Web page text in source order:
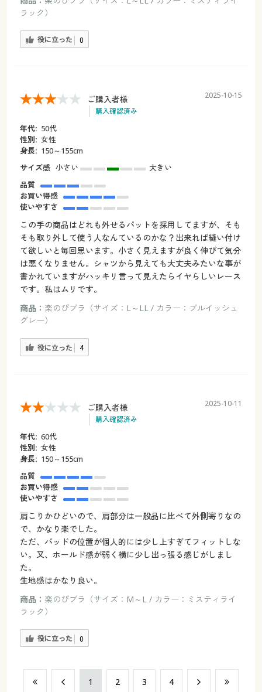
ラック）
役に立った 0
ご購入者様
購入確認済み
2025-10-15
年代: 50代
性別: 女性
身長: 150～155cm
サイズ感 小さい
大きい
品質
お買い得感
使いやすさ
この手の商品はどれも外せるパットを採用してますが、そも
そも取り外して使う人なんているのかな？出来れば縫い付け
て欲しいと毎回思います。小さく見えますが良く伸びて気分
は悪くなりません。シャツから見えても大丈夫みたいな事が
書かれていますがハッキリ言って見えたらイヤらしいレース
です。私はムリです。
商品： 楽のびブラ（サイズ：L～LL / カラー：ブルイッシュ
グレー）
役に立った 4
ご購入者様
購入確認済み
2025-10-11
年代: 60代
性別: 女性
身長: 150～155cm
品質
お買い得感
使いやすさ
肩こりかひどいので、肩部分は一般品に比べて外側寄りなの
で、かなり楽でした。
ただ、パッドの位置が個人的には少し上すぎてフィットしな
い。又、ホールド感が弱く横に少し出っ張る感じがしまし
た。
生地感はかなり良い。
商品： 楽のびブラ（サイズ：M～L / カラー：ミスティライ
ラック）
役に立った 0
​1 ​2 ​3 ​4